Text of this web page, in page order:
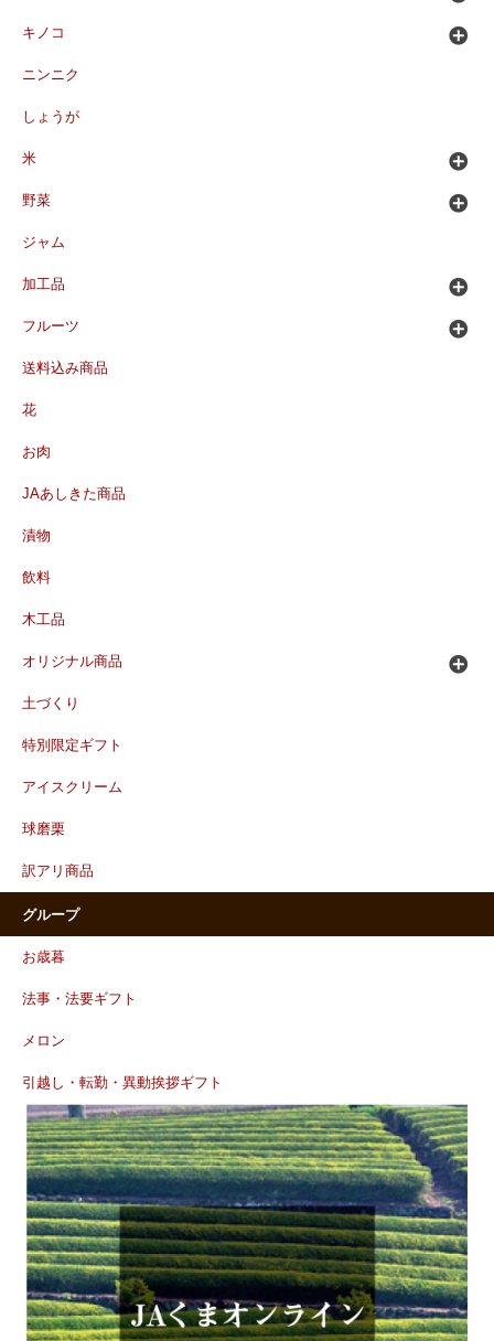
キノコ
ニンニク
しょうが
米
野菜
ジャム
加工品
フルーツ
送料込み商品
花
お肉
JAあしきた商品
漬物
飲料
木工品
オリジナル商品
土づくり
特別限定ギフト
アイスクリーム
球磨栗
訳アリ商品
グループ
お歳暮
法事・法要ギフト
メロン
引越し・転勤・異動挨拶ギフト